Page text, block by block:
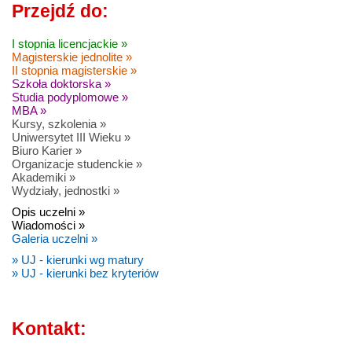
Przejdź do:
I stopnia licencjackie »
Magisterskie jednolite »
II stopnia magisterskie »
Szkoła doktorska »
Studia podyplomowe »
MBA »
Kursy, szkolenia »
Uniwersytet III Wieku »
Biuro Karier »
Organizacje studenckie »
Akademiki »
Wydziały, jednostki »
Opis uczelni »
Wiadomości »
Galeria uczelni »
» UJ - kierunki wg matury
» UJ - kierunki bez kryteriów
Kontakt: